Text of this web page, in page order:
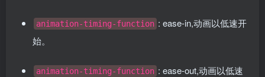
animation-timing-function : ease-in,动画以低速开
始。
animation-timing-function : ease-out,动画以低速